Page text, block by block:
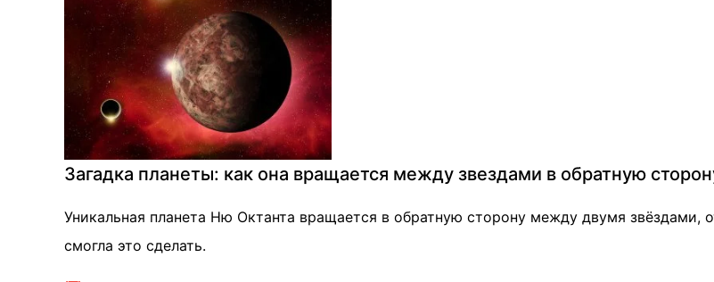
Загадка планеты: как она вращается между звездами в обратную
Уникальная планета Ню Октанта вращается в обратную сторону между двумя звёздами,
смогла это сделать.